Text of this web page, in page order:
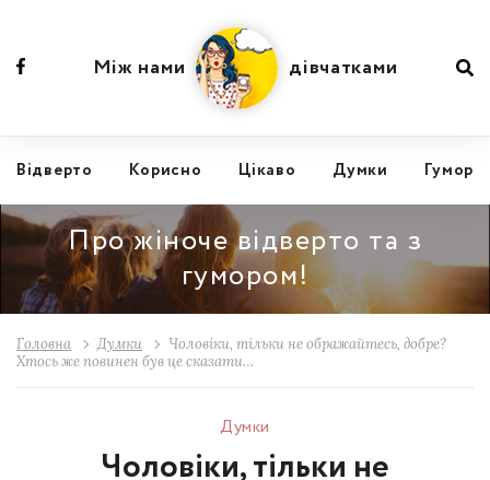
Відвертo Корисно Цікаво Думки Гумор
Між нами дівчатками
Про жіноче відверто та з
гумором!
Головна Думки
Чоловіки, тільки не ображайтесь, добре?
Хтось же повинен був це сказати…
Думки
Чоловіки, тільки не